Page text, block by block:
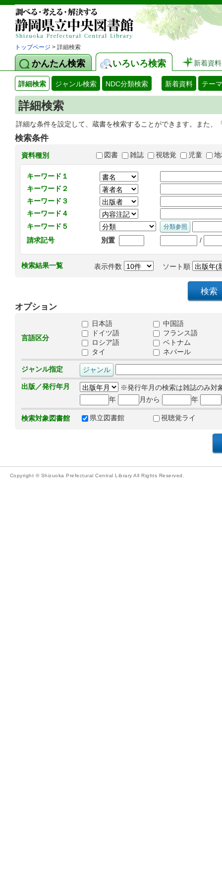
トップページ > 詳細検索
かんたん検索 いろいろ検索 新着資料
詳細検索 ジャンル検索 NDC分類検索 新着資料 テー
詳細検索
詳細な条件を設定して、蔵書を検索することができます。また
検索条件
資料種別 図書 雑誌 視聴覚 児童
キーワード１
キーワード２
キーワード３
キーワード４
キーワード５
請求記号
別置 /
検索結果一覧 表示件数 ソート順
オプション
言語区分
日本語
中国語
ドイツ語
フランス語
ロシア語
ベトナム
タイ
ネパール
ジャンル指定
出版／発行年月
※発行年月の検索は雑誌のみ対
年
月から 年
検索対象図書館 県立図書館 視聴覚ライ
Copyright © Shizuoka Prefectural Central Library All Rights Reserved.